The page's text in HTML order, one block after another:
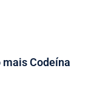
Codeína